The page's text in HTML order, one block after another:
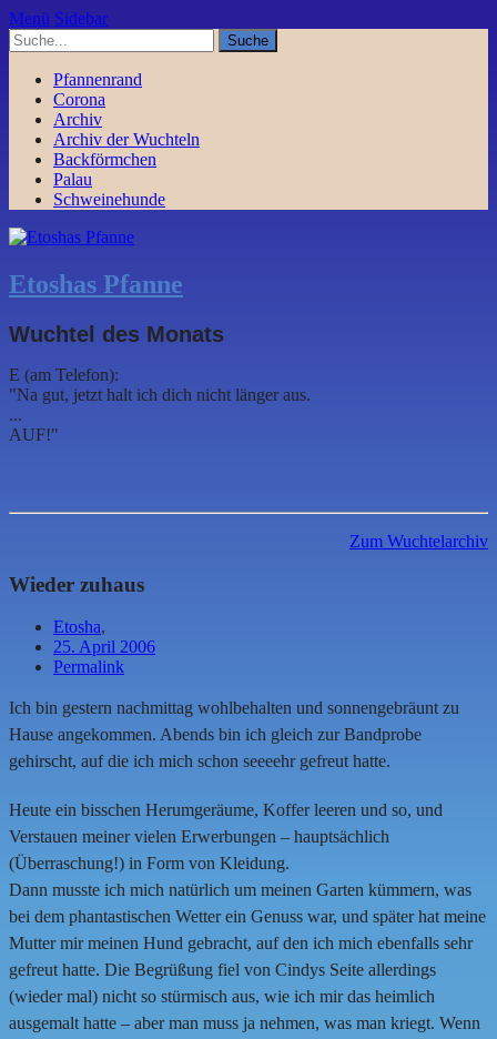
Menü Sidebar
Pfannenrand
Corona
Archiv
Archiv der Wuchteln
Backförmchen
Palau
Schweinehunde
Etoshas Pfanne
Wuchtel des Monats
E (am Telefon):
"Na gut, jetzt halt ich dich nicht länger aus.
...
AUF!"
Zum Wuchtelarchiv
Wieder zuhaus
Etosha,
25. April 2006
Permalink
Ich bin gestern nachmittag wohlbehalten und sonnengebräunt zu
Hause angekommen. Abends bin ich gleich zur Bandprobe
gehirscht, auf die ich mich schon seeeehr gefreut hatte.
Heute ein bisschen Herumgeräume, Koffer leeren und so, und
Verstauen meiner vielen Erwerbungen – hauptsächlich
(Überraschung!) in Form von Kleidung.
Dann musste ich mich natürlich um meinen Garten kümmern, was
bei dem phantastischen Wetter ein Genuss war, und später hat meine
Mutter mir meinen Hund gebracht, auf den ich mich ebenfalls sehr
gefreut hatte. Die Begrüßung fiel von Cindys Seite allerdings
(wieder mal) nicht so stürmisch aus, wie ich mir das heimlich
ausgemalt hatte – aber man muss ja nehmen, was man kriegt. Wenn